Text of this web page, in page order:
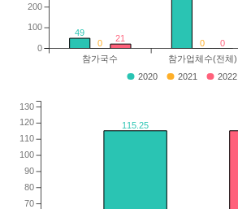
49
0 0
21 0
참가국수 참가업체수(전체)
0
100
200
2020 2021 2022
115.25
70
80
90
100
110
120
130